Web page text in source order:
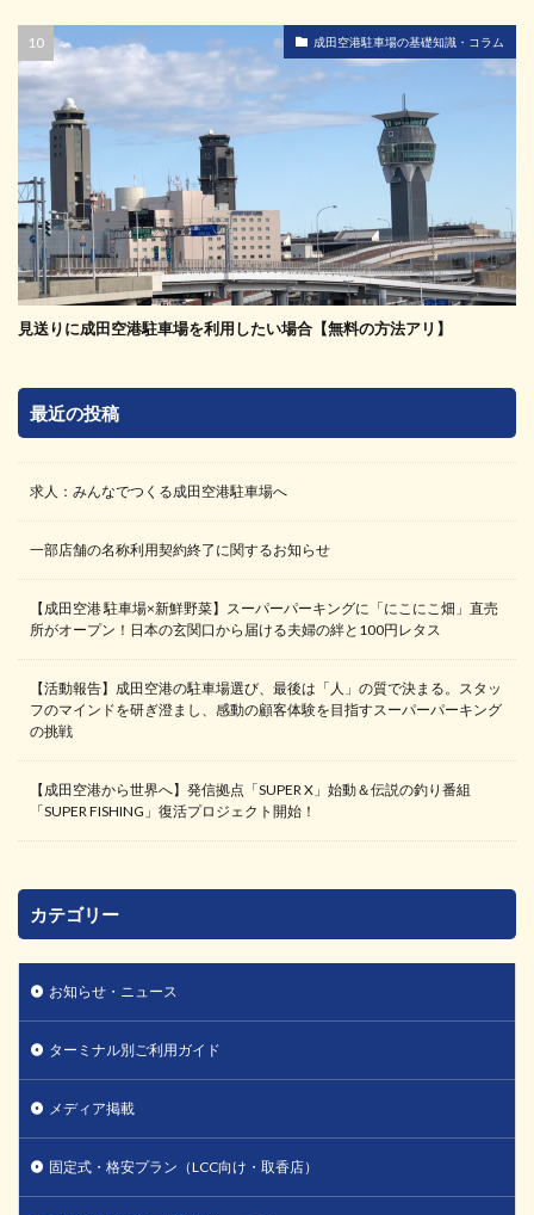
成田空港駐車場の基礎知識・コラム
見送りに成田空港駐車場を利用したい場合【無料の方法アリ】
最近の投稿
求人：みんなでつくる成田空港駐車場へ
一部店舗の名称利用契約終了に関するお知らせ
【成田空港 駐車場×新鮮野菜】スーパーパーキングに「にこにこ畑」直売
所がオープン！日本の玄関口から届ける夫婦の絆と100円レタス
【活動報告】成田空港の駐車場選び、最後は「人」の質で決まる。スタッ
フのマインドを研ぎ澄まし、感動の顧客体験を目指すスーパーパーキング
の挑戦
【成田空港から世界へ】発信拠点「SUPER X」始動＆伝説の釣り番組
「SUPER FISHING」復活プロジェクト開始！
カテゴリー
お知らせ・ニュース
ターミナル別ご利用ガイド
メディア掲載
固定式・格安プラン（LCC向け・取香店）